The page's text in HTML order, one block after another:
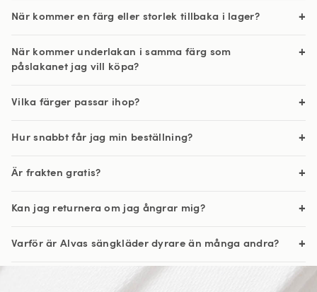
När kommer en färg eller storlek tillbaka i lager?
När kommer underlakan i samma färg som
påslakanet jag vill köpa?
Vilka färger passar ihop?
Hur snabbt får jag min beställning?
Är frakten gratis?
Kan jag returnera om jag ångrar mig?
Varför är Alvas sängkläder dyrare än många andra?